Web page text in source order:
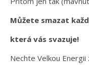
Můžete smazat
která vás svazuje!
Nechte Velkou